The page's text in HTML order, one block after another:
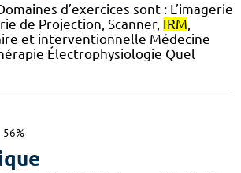
d’exercices sont : L’imagerie
de Projection, Scanner, IRM
et interventionnelle Médecine
Électrophysiologie Quel
56%